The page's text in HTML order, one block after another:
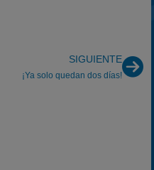
SIGUIENTE
¡Ya solo quedan dos días!